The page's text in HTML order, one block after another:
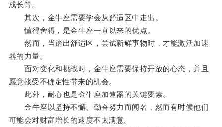
成长等。
其次，金牛座需要学会从舒适区中走出。
懂得舍得，是金牛座一直以来的优点。
然而，当踏出舒适区，尝试新鲜事物时，才能激活加速
器的力量。
面对变化和挑战时，金牛座需要保持开放的心态，并且
愿意接受不确定性带来的机会。
此外，耐心也是金牛座加速器的关键要素。
金牛座以坚持不懈、勤奋努力而闻名，然而有时候他们
可能会对财富增长的速度不太满意。